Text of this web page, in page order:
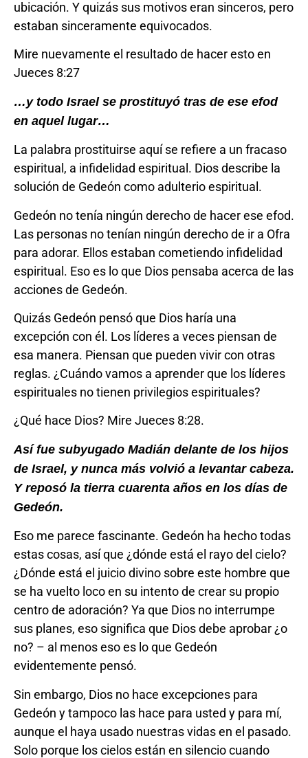
ubicación. Y quizás sus motivos eran sinceros, pero
estaban sinceramente equivocados.
Mire nuevamente el resultado de hacer esto en
Jueces 8:27
…y todo Israel se prostituyó tras de ese efod
en aquel lugar…
La palabra prostituirse aquí se refiere a un fracaso
espiritual, a infidelidad espiritual. Dios describe la
solución de Gedeón como adulterio espiritual.
Gedeón no tenía ningún derecho de hacer ese efod.
Las personas no tenían ningún derecho de ir a Ofra
para adorar. Ellos estaban cometiendo infidelidad
espiritual. Eso es lo que Dios pensaba acerca de las
acciones de Gedeón.
Quizás Gedeón pensó que Dios haría una
excepción con él. Los líderes a veces piensan de
esa manera. Piensan que pueden vivir con otras
reglas. ¿Cuándo vamos a aprender que los líderes
espirituales no tienen privilegios espirituales?
¿Qué hace Dios? Mire Jueces 8:28.
Así fue subyugado Madián delante de los hijos
de Israel, y nunca más volvió a levantar cabeza.
Y reposó la tierra cuarenta años en los días de
Gedeón.
Eso me parece fascinante. Gedeón ha hecho todas
estas cosas, así que ¿dónde está el rayo del cielo?
¿Dónde está el juicio divino sobre este hombre que
se ha vuelto loco en su intento de crear su propio
centro de adoración? Ya que Dios no interrumpe
sus planes, eso significa que Dios debe aprobar ¿o
no? – al menos eso es lo que Gedeón
evidentemente pensó.
Sin embargo, Dios no hace excepciones para
Gedeón y tampoco las hace para usted y para mí,
aunque el haya usado nuestras vidas en el pasado.
Solo porque los cielos están en silencio cuando